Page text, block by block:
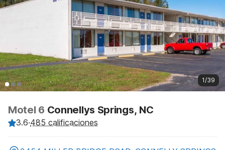
1/39
Motel 6 Connellys Springs, NC
3.6·485 calificaciones